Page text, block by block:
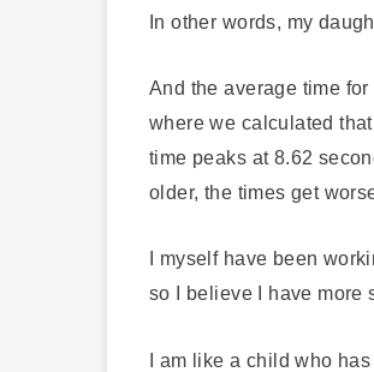
In other words, my
And the average time
where we calculated
time peaks at 8.62
older, the times get
I myself have been
so I believe I have more
I am like a child who